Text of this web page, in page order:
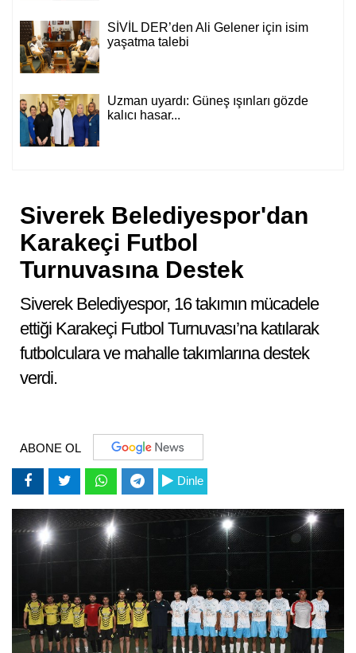
SİVİL DER’den Ali Gelener için isim
yaşatma talebi
Uzman uyardı: Güneş ışınları gözde
kalıcı hasar...
Siverek Belediyespor'dan
Karakeçi Futbol
Turnuvasına Destek
Siverek Belediyespor, 16 takımın mücadele
ettiği Karakeçi Futbol Turnuvası’na katılarak
futbolculara ve mahalle takımlarına destek
verdi.
ABONE OL
Dinle